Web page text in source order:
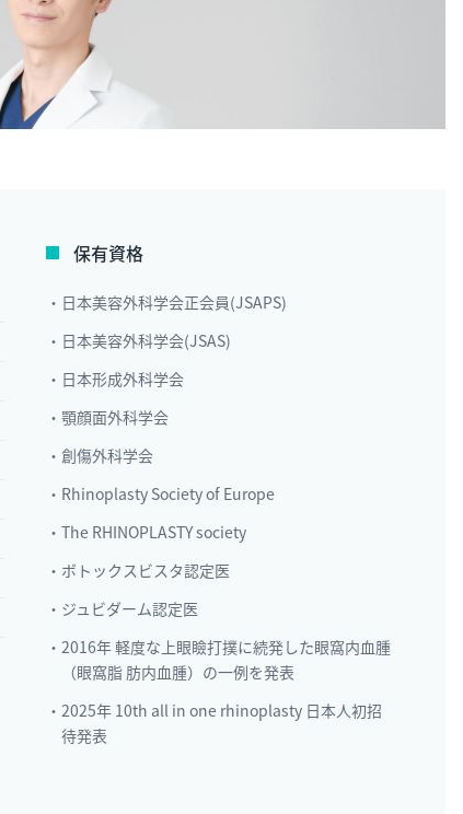
保有資格
・日本美容外科学会正会員(JSAPS)
・日本美容外科学会(JSAS)
・日本形成外科学会
・顎顔面外科学会
・創傷外科学会
・Rhinoplasty Society of Europe
・The RHINOPLASTY society
・ボトックスビスタ認定医
・ジュビダーム認定医
・2016年 軽度な上眼瞼打撲に続発した眼窩内血腫
（眼窩脂 肪内血腫）の一例を発表
・2025年 10th all in one rhinoplasty 日本人初招
待発表